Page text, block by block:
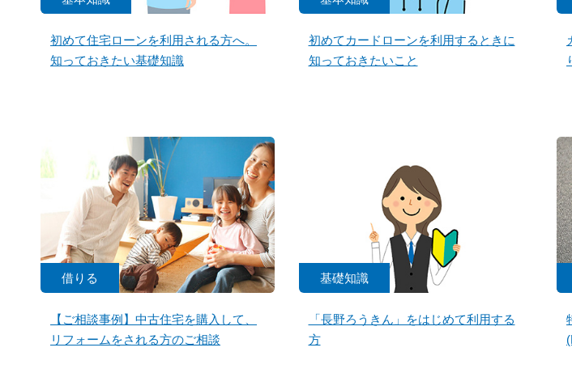
初めて住宅ローンを利用される方へ。
知っておきたい基礎知識
初めてカードローンを利用するときに
知っておきたいこと
借りる
【ご相談事例】中古住宅を購入して、
リフォームをされる方のご相談
基礎知識
「長野ろうきん」をはじめて利用する
方